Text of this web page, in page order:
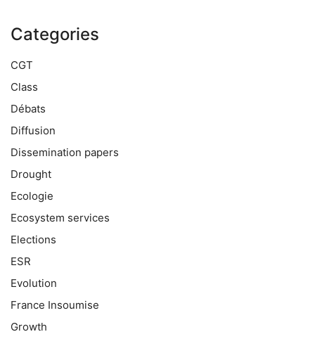
Categories
CGT
Class
Débats
Diffusion
Dissemination papers
Drought
Ecologie
Ecosystem services
Elections
ESR
Evolution
France Insoumise
Growth